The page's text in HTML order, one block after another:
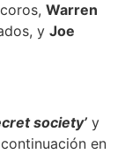
Warren
y Joe
society’ y
en